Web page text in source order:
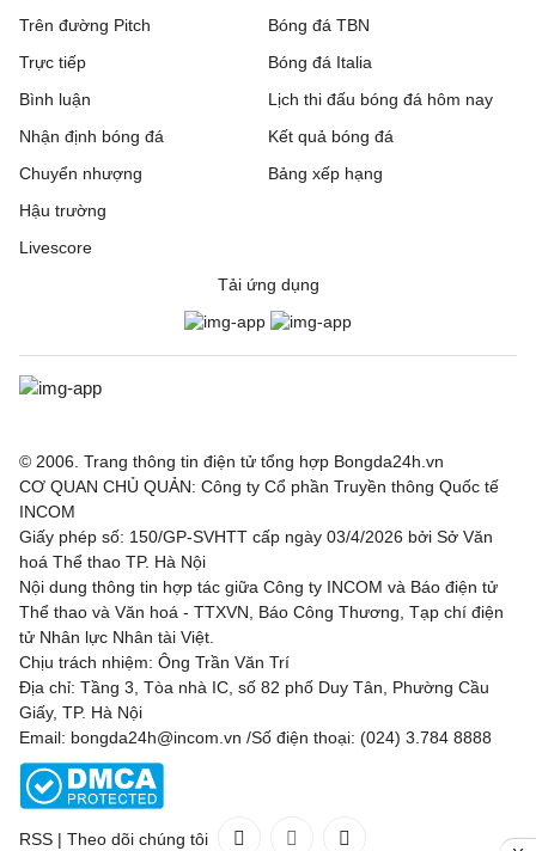
Trên đường Pitch
Trực tiếp
Bóng đá TBN
Bóng đá Italia
Bình luận
Nhận định bóng đá
Chuyển nhượng
Hậu trường
Livescore
Lịch thi đấu bóng đá hôm nay
Kết quả bóng đá
Bảng xếp hạng
Tải ứng dụng
© 2006. Trang thông tin điện tử tổng hợp Bongda24h.vn
CƠ QUAN CHỦ QUẢN: Công ty Cổ phần Truyền thông Quốc tế
INCOM
Giấy phép số: 150/GP-SVHTT cấp ngày 03/4/2026 bởi Sở Văn
hoá Thể thao TP. Hà Nội
Nội dung thông tin hợp tác giữa Công ty INCOM và Báo điện tử
Thể thao và Văn hoá - TTXVN, Báo Công Thương, Tạp chí điện
tử Nhân lực Nhân tài Việt.
Chịu trách nhiệm: Ông Trần Văn Trí
Địa chỉ: Tầng 3, Tòa nhà IC, số 82 phố Duy Tân, Phường Cầu
Giấy, TP. Hà Nội
Email: bongda24h@incom.vn /Số điện thoại: (024) 3.784 8888
RSS | Theo dõi chúng tôi